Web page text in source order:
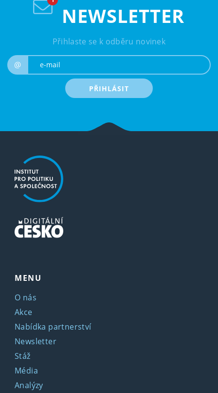
NEWSLETTER
Přihlaste se k odběru novinek
@
PŘIHLÁSIT
MENU
O nás
Akce
Nabídka partnerství
Newsletter
Stáž
Média
Analýzy